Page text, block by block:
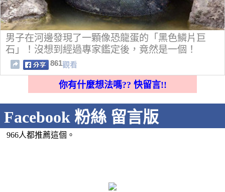
男子在河邊發現了一顆像恐龍蛋的「黑色鱗片巨
石」！沒想到經過專家鑑定後，竟然是一個！
861觀看
你有什麼想法嗎?? 快留言!!
Facebook 粉絲 留言版
966人都推薦這個。